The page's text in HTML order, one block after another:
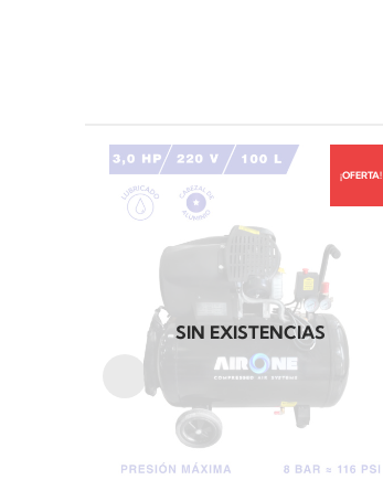
¡OFERTA!
SIN EXISTENCIAS